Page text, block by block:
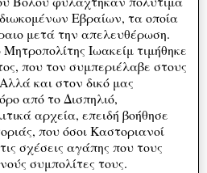
Εβραίων, τα οποία
μετά την απελευθέρωση.
Ιωακείμ τιμήθηκε
που τον συμπεριέλαβε στους
και στον δικό μας
από το Δισπηλιό,
αρχεία, επειδή βοήθησε
που όσοι Καστοριανοί
σχέσεις αγάπης που τους
συμπολίτες τους.